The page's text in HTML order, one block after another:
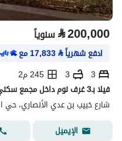
⃁200,000 سنوياً
ادفع شهرياً⃁
17,833مع
3
3
245 م2
فيلا بـ3 غرف نوم داخل مجمع سكني - ساتل
شارع خبيب بن عدي الأنصاري، حي
الإيميل